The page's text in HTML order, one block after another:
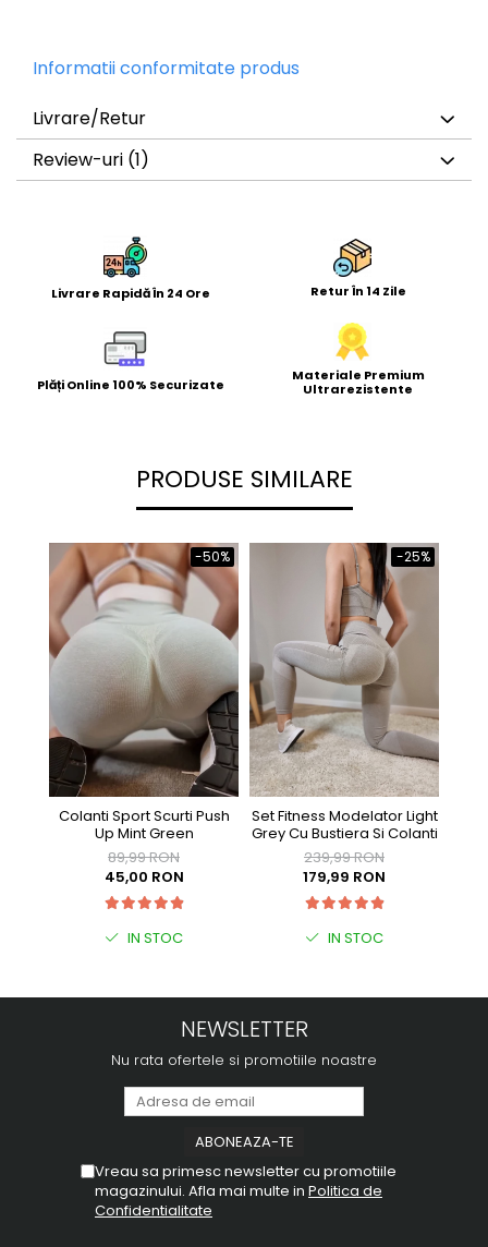
Informatii conformitate produs
Livrare/Retur
Review-uri (1)
Livrare Rapidă În 24 Ore Retur În 14 Zile
Plăți Online 100% Securizate
Materiale Premium
Ultrarezistente
PRODUSE SIMILARE
-50%
Colanti Sport Scurti Push
Up Mint Green
89,99 RON
45,00 RON
IN STOC
-25%
Set Fitness Modelator Light
Grey Cu Bustiera Si Colanti
239,99 RON
179,99 RON
IN STOC
NEWSLETTER
Nu rata ofertele si promotiile noastre
Vreau sa primesc newsletter cu promotiile
magazinului. Afla mai multe in Politica de
Confidentialitate